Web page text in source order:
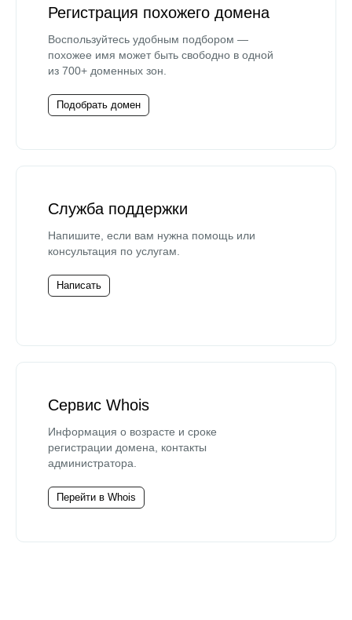
Регистрация похожего домена
Воспользуйтесь удобным подбором —
похожее имя может быть свободно в одной
из 700+ доменных зон.
Подобрать домен
Служба поддержки
Напишите, если вам нужна помощь или
консультация по услугам.
Написать
Сервис Whois
Информация о возрасте и сроке
регистрации домена, контакты
администратора.
Перейти в Whois